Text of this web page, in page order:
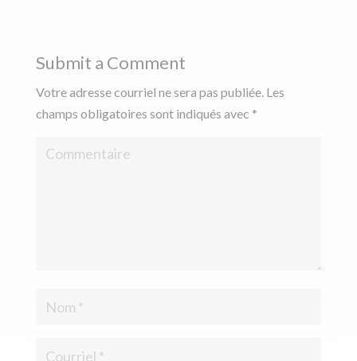
Submit a Comment
Votre adresse courriel ne sera pas publiée.Les
champs obligatoires sont indiqués avec *